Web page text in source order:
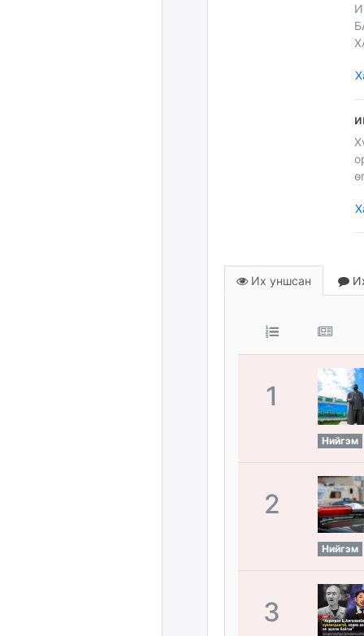
Их уншсан
1
Нийгэм
2
Нийгэм
3